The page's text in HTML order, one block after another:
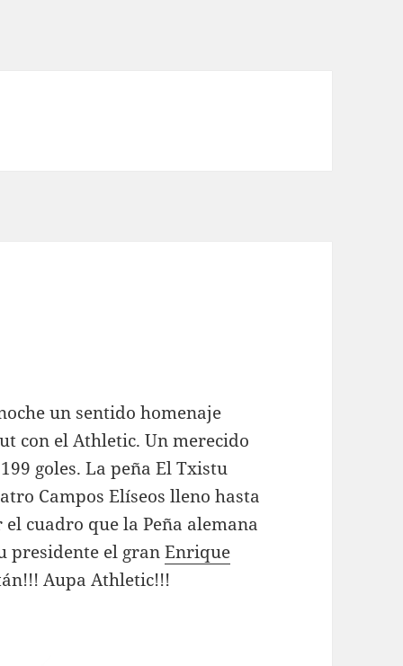
un sentido homenaje
con el Athletic. Un merecido
goles. La peña El Txistu
Campos Elíseos lleno hasta
cuadro que la Peña alemana
presidente el granEnrique
Aupa Athletic!!!